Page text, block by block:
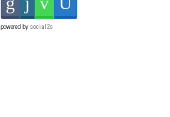
powered by social2s